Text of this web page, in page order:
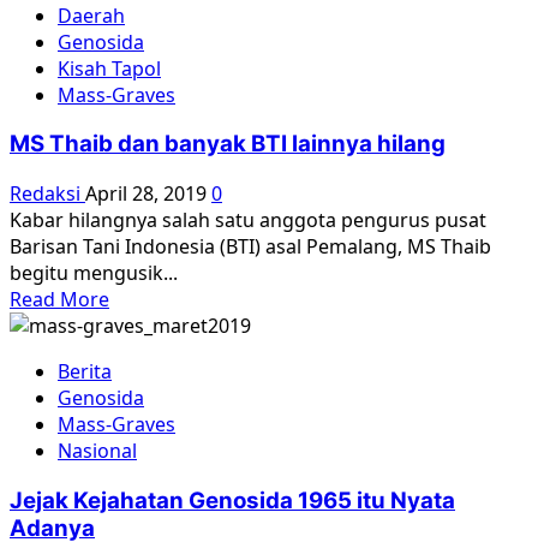
Dulawi
dikubur
hidup-
hidup
Sokawati
Daerah
Genosida
Kisah Tapol
Mass-Graves
MS Thaib dan banyak BTI lainnya hilang
Redaksi April 28, 20190
Kabar hilangnya salah satu anggota pengurus pusat
Barisan Tani Indonesia (BTI) asal Pemalang, MS Thaib
begitu mengusik...
Read MoreRead
more
MS
Thaib
dan
banyak
lainnya
Berita
Genosida
Mass-Graves
Nasional
Jejak Kejahatan Genosida 1965 itu Nyata
Adanya